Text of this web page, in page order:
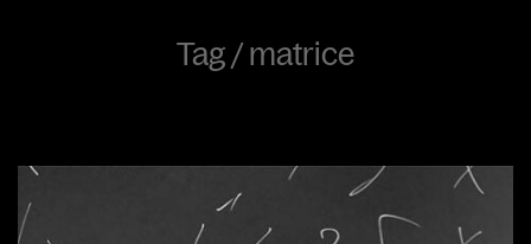
Tag /matrice